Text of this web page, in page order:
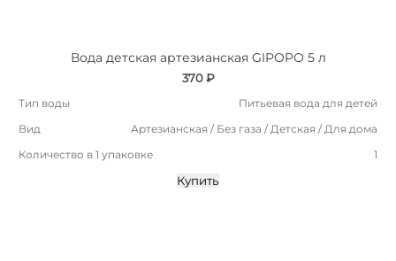
Вода детская артезианская GIPOPO 5 л
370 ₽
Тип воды
Питьевая вода для детей
Вид
Артезианская / Без газа / Детская / Для дома
Количество в 1 упаковке
1
Купить